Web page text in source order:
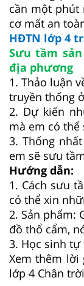
cần một phút
cơ mất an
HĐTN lớp 4
Sưu tầm
địa phương
1. Thảo luận
truyền thống
2. Dự kiến
mà em có
3. Thống
em sẽ sưu
Hướng dẫn:
1. Cách sưu
có thể xin
2. Sản phẩm:
đồ thổ cẩm,
3. Học sinh tự
Xem thêm lời
lớp 4 Chân